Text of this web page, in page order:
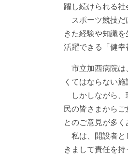
躍し続けられる社
スポーツ競技だ
きた経験や知識
活躍できる「健幸
市立加西病院は
くてはならない施
しかしながら、
民の皆さまから
とのご意見が多く
私は、開設者と
きまして責任を持